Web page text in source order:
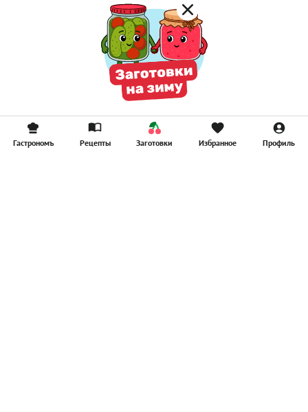
Гастрономъ Рецепты Заготовки Избранное Профиль